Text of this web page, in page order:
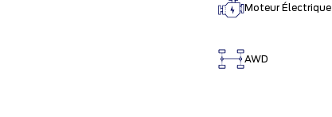
Moteur Électrique
AWD